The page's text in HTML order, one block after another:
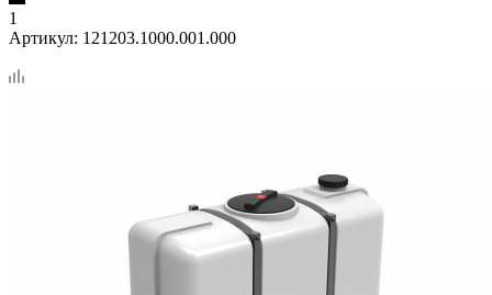
1
Артикул: 121203.1000.001.000